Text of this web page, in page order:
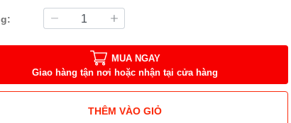
MUA NGAY
Giao hàng tận nơi hoặc nhận tại cửa hàng
THÊM VÀO GIỎ